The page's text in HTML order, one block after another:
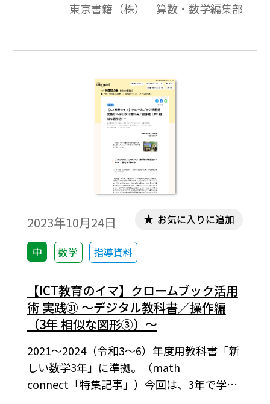
を深めたりできるように、教科書の内容に
す。生徒が自分の端末を操作して数学的活動
定着をしたりできるコンテンツがあります。
本稿では、令和4年度の3年2学期で特に使用
されたDマークコンテンツトップ3と、その
なかの1つのコンテンツについて活用場面を
東京書籍（株） 算数・数学編集部
2023年10月24日
中 数学 指導資料
お気に入りに追加
【ICT教育のイマ】クロームブック活用
術 実践㉛ ～デジタル教科書／操作編
（3年 相似な図形③）～
2021～2024（令和3～6）年度用教科書「新
しい数学3年」に準拠。（math
connect「特集記事」）今回は、3年で学習